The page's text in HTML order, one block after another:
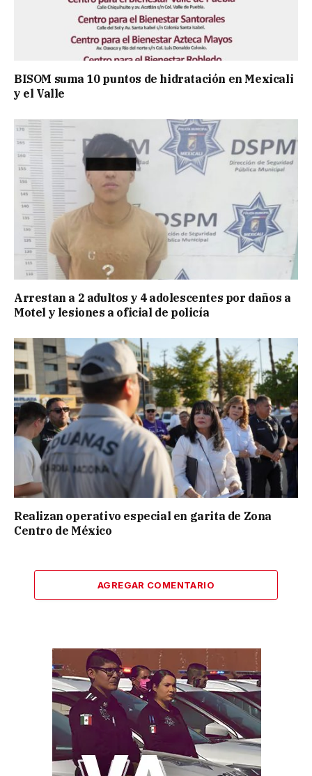
BISOM suma 10 puntos de hidratación en Mexicali
y el Valle
Arrestan a 2 adultos y 4 adolescentes por daños a
Motel y lesiones a oficial de policía
Realizan operativo especial en garita de Zona
Centro de México
AGREGAR COMENTARIO